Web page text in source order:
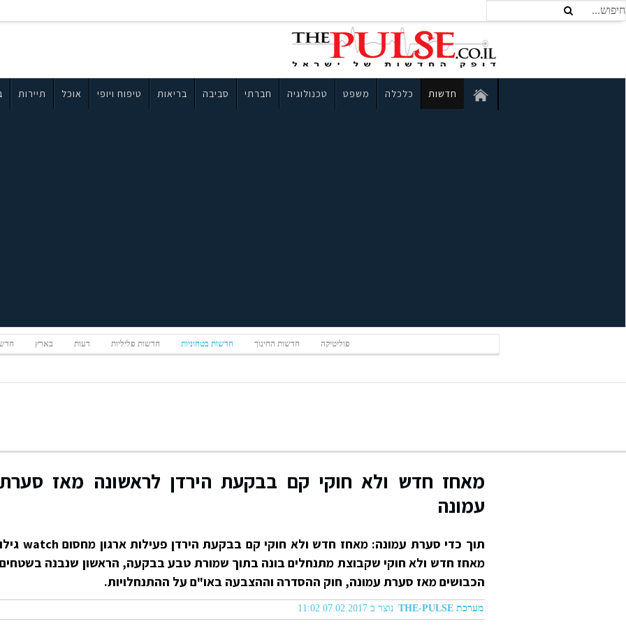
חדשות כלכלה משפט טכנולוגיה חברתי סביבה בריאות טיפוח ויופי אוכל תיירות
פוליטיקה חדשות החינוך חדשות בטחוניות חדשות פליליות דעות בארץ
מאחז חדש ולא חוקי קם בבקעת הירדן לראשונה מאז סערת
עמונה
תוך כדי סערת עמונה: מאחז חדש ולא חוקי קם בבקעת הירדן פעילות ארגון מחסום watch גילו
מאחז חדש ולא חוקי שקבוצת מתנחלים בונה בתוך שמורת טבע בבקעה, הראשון שנבנה בשטחים
הכבושים מאז סערת עמונה, חוק ההסדרה וההצבעה באו"ם על ההתנחלויות.
מערכת THE-PULSE נוצר ב 07.02.2017 11:02